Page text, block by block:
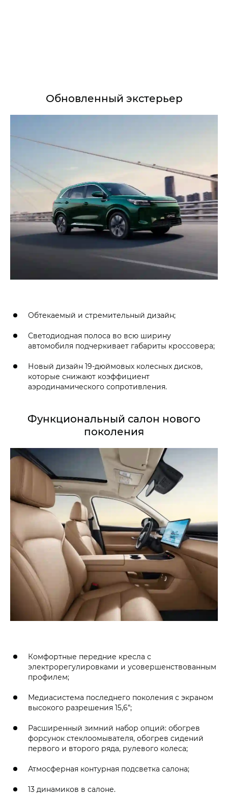
Обновленный экстерьер
Обтекаемый и стремительный дизайн;
Светодиодная полоса во всю ширину
автомобиля подчеркивает габариты кроссовера;
Новый дизайн 19-дюймовых колесных дисков,
которые снижают коэффициент
аэродинамического сопротивления.
Функциональный салон нового
поколения
Комфортные передние кресла с
электрорегулировками и усовершенствованным
профилем;
Медиасистема последнего поколения с экраном
высокого разрешения 15,6”;
Расширенный зимний набор опций: обогрев
форсунок стеклоомывателя, обогрев сидений
первого и второго ряда, рулевого колеса;
Атмосферная контурная подсветка салона;
13 динамиков в салоне.